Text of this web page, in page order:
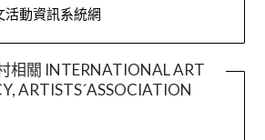
活動資訊系統網
相關 INTERNATIONAL ART
ARTISTS´ASSOCIATION